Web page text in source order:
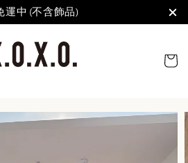
運中 (不含飾品)